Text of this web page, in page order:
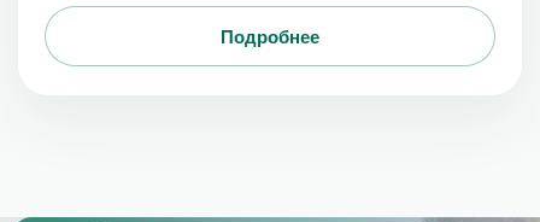
Подробнее